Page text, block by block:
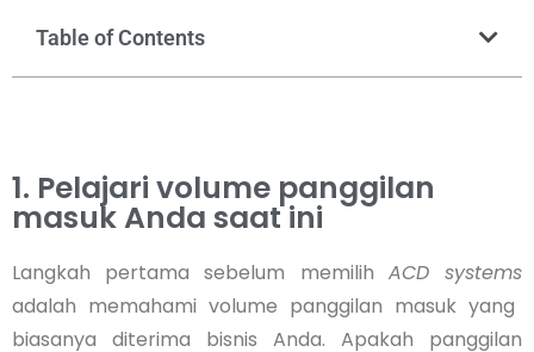
Table of Contents
1. Pelajari volume panggilan
masuk Anda saat ini
Langkah pertama sebelum memilih ACD systems
adalah memahami volume panggilan masuk yang
biasanya diterima bisnis Anda. Apakah panggilan